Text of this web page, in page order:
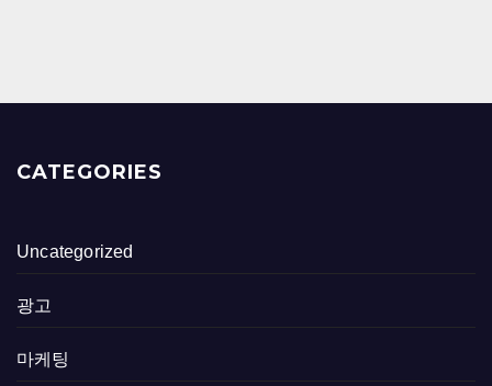
CATEGORIES
Uncategorized
광고
마케팅